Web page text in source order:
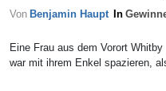
Von Benjamin Haupt In
Eine Frau aus dem Vorort
war mit ihrem Enkel spazieren,